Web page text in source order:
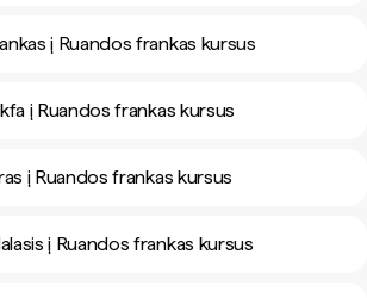
į Ruandos frankas kursus
į Ruandos frankas kursus
į Ruandos frankas kursus
į Ruandos frankas kursus